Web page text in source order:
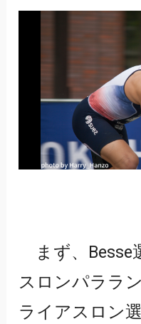
まず、Besse
スロンパララ
ライアスロン